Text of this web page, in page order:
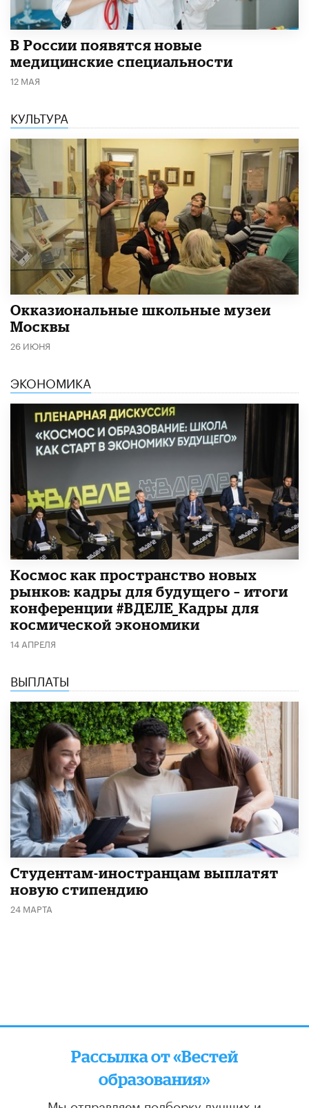
В России появятся новые
медицинские специальности
12 МАЯ
КУЛЬТУРА
​Окказиональные школьные музеи
Москвы
26 ИЮНЯ
ЭКОНОМИКА
Космос как пространство новых
рынков: кадры для будущего – итоги
конференции #ВДЕЛЕ_Кадры для
космической экономики
14 АПРЕЛЯ
ВЫПЛАТЫ
Студентам-иностранцам выплатят
новую стипендию
24 МАРТА
Рассылка от «Вестей
образования»